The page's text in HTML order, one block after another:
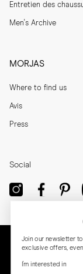
Entretien des
Men's Archive
MORJAS
Where to find us
Avis
Press
Social
Join our newsletter
exclusive offers,
I'm interested in